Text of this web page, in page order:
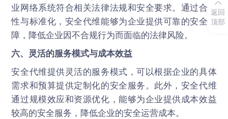
业网络系统符合相关法律法规和安全要求。通过合规
性与标准化，安全代维能够为企业提供可靠的安全保
障，降低企业因不合规行为而面临的法律风险。
六、灵活的服务模式与成本效益
安全代维提供灵活的服务模式，可以根据企业的具体
需求和预算提供定制化的安全服务。此外，安全代维
通过规模效应和资源优化，能够为企业提供成本效益
较高的安全服务，降低企业的安全运营成本。
返回
顶部